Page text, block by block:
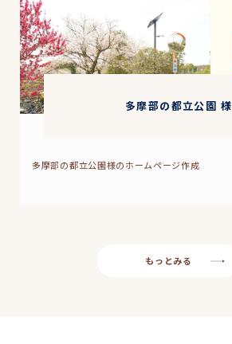
多摩部の都立公園 様
多摩部の都立公園様のホームページ作成
もっとみる